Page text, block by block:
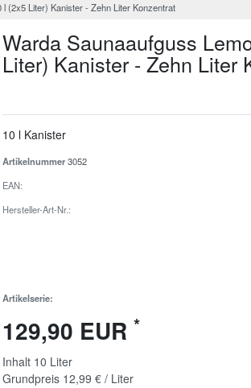
(2x5 Liter) Kanister - Zehn Liter Konzentrat
Warda Saunaaufguss
Liter) Kanister - Zehn Liter
10 l Kanister
Artikelnummer3052
EAN:
Hersteller-Art-Nr.:
Artikelserie:
129,90 EUR *
Inhalt 10 Liter
Grundpreis 12,99 € / Liter